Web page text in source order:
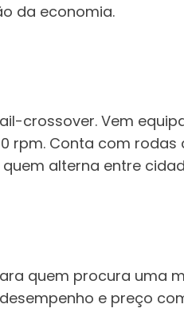
da economia.
crossover. Vem
rpm. Conta com rodas
alterna entre
quem procura uma
e preço